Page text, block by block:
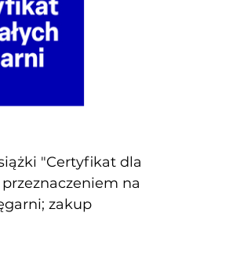
"Certyfikat dla
na
zakup